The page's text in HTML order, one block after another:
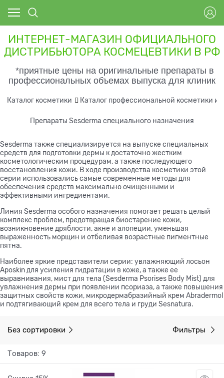
ИНТЕРНЕТ-МАГАЗИН ОФИЦИАЛЬНОГО
ДИСТРИБЬЮТОРА КОСМЕЦЕВТИКИ В РФ
*приятные цены на оригинальные препараты в
профессиональных объемах выпуска для клиник
Каталог косметики Каталог профессиональной косметики и
Препараты Sesderma специального назначения
Sesderma также специализируется на выпуске специальных
средств для подготовки дермы к достаточно жестким
косметологическим процедурам, а также последующего
восстановления кожи. В ходе производства косметики этой
серии использовались самые современные методы для
обеспечения средств максимально очищенными и
эффективными ингредиентами.
Линия Sesderma особого назначения помогает решать целый
комплекс проблем, предотвращая биостарение кожи,
возникновение дряблости, акне и алопеции, уменьшая
выраженность морщин и отбеливая возрастные пигментные
пятна.
Наиболее яркие представители серии: увлажняющий лосьон
Aposkin для усиления гидратации в коже, а также ее
выравнивания, мист для тела (Sesderma Psorises Body Mist) для
увлажнения дермы при появлении псориаза, а также повышения
защитных свойств кожи, микродермабразийный крем Abradermol
и подтягивающий крем для всего тела и груди Sesnatura.
Без сортировки Фильтры
Товаров: 9